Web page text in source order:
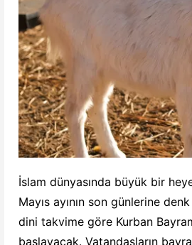
İslam dünyasında büyük bir
Mayıs ayının son günlerine
dini takvime göre Kurban
başlayacak. Vatandaşların